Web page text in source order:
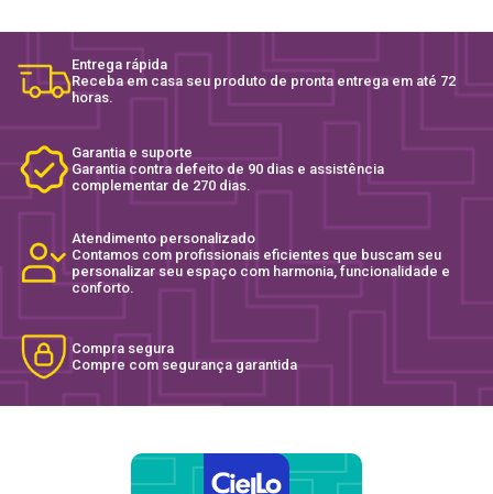
Entrega rápida
Receba em casa seu produto de pronta entrega em até 72
horas.
Garantia e suporte
Garantia contra defeito de 90 dias e assistência
complementar de 270 dias.
Atendimento personalizado
Contamos com profissionais eficientes que buscam seu
personalizar seu espaço com harmonia, funcionalidade e
conforto.
Compra segura
Compre com segurança garantida